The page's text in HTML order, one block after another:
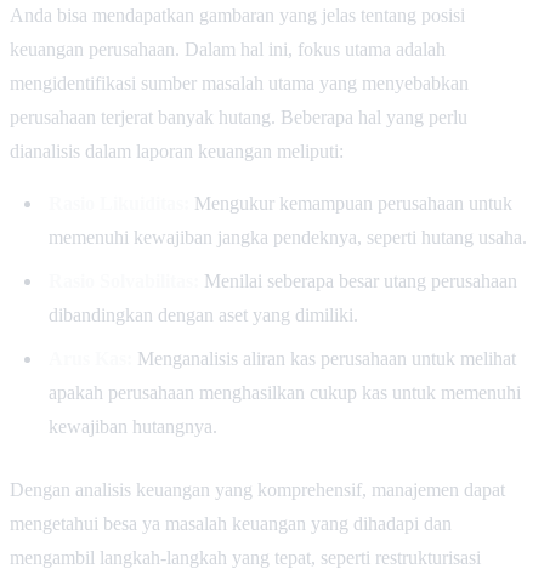
Anda bisa mendapatkan gambaran yang jelas tentang posisi
keuangan perusahaan. Dalam hal ini, fokus utama adalah
mengidentifikasi sumber masalah utama yang menyebabkan
perusahaan terjerat banyak hutang. Beberapa hal yang perlu
dianalisis dalam laporan keuangan meliputi:
Mengukur kemampuan perusahaan untuk
memenuhi kewajiban jangka pendeknya, seperti hutang usaha.
Menilai seberapa besar utang perusahaan
dibandingkan dengan aset yang dimiliki.
Menganalisis aliran kas perusahaan untuk melihat
apakah perusahaan menghasilkan cukup kas untuk memenuhi
kewajiban hutangnya.
Dengan analisis keuangan yang komprehensif, manajemen dapat
mengetahui besa ya masalah keuangan yang dihadapi dan
mengambil langkah-langkah yang tepat, seperti restrukturisasi